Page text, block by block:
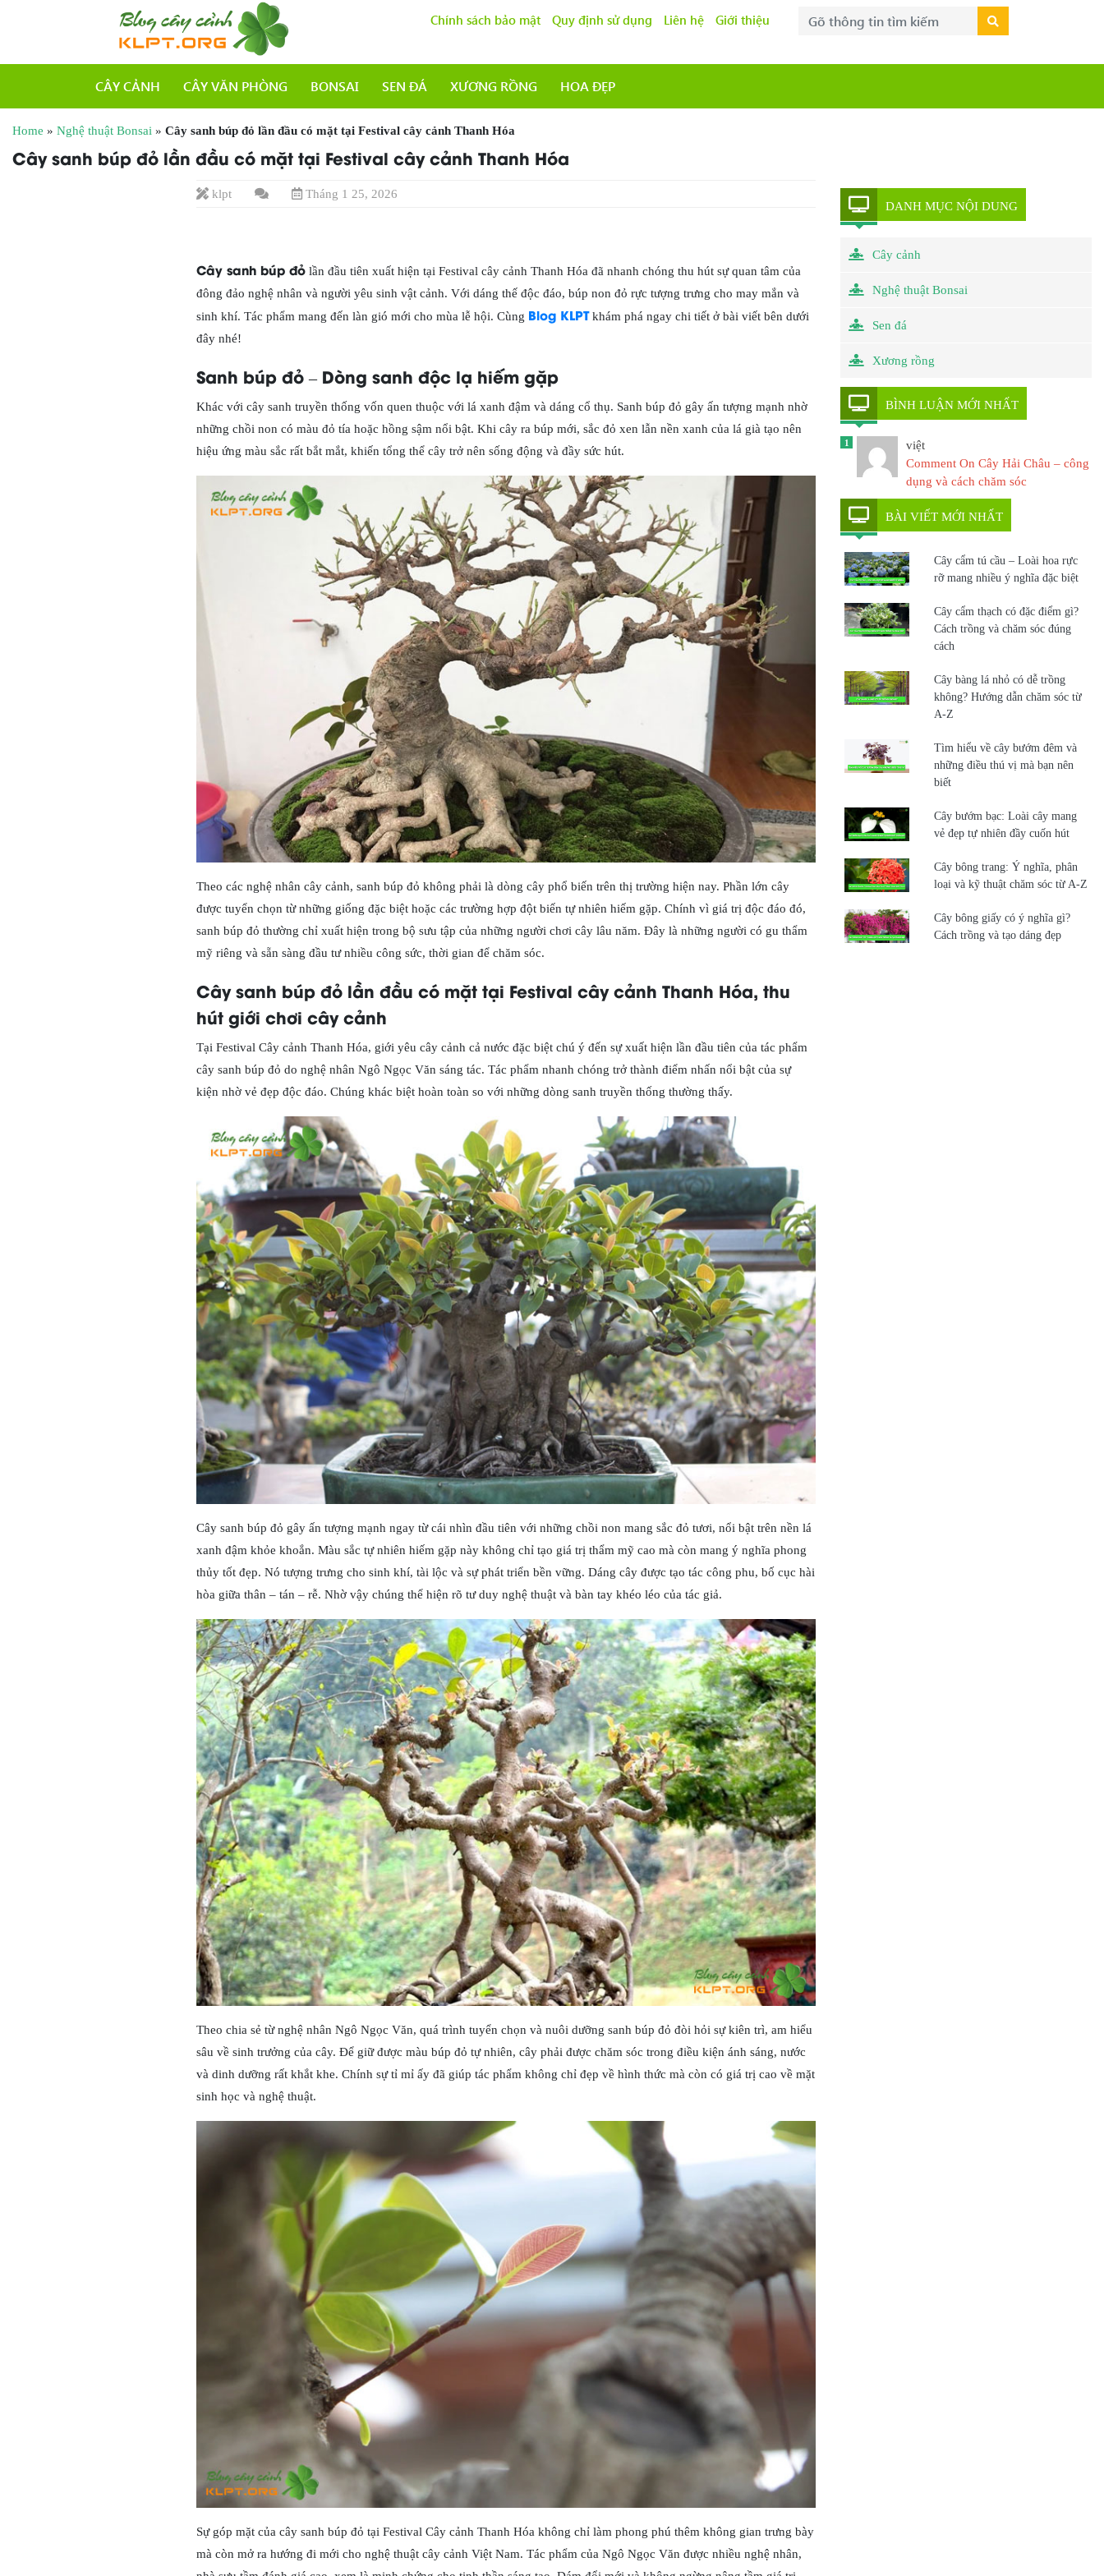
Chính sách bảo mật Quy định sử dụng Liên hệ Giới thiệu
CÂY CẢNH CÂY VĂN PHÒNG BONSAI SEN ĐÁ XƯƠNG RỒNG HOA ĐẸP
Home » Nghệ thuật Bonsai » Cây sanh búp đỏ lần đầu có mặt tại Festival cây cảnh Thanh Hóa
Cây sanh búp đỏ lần đầu có mặt tại Festival cây cảnh Thanh Hóa
klpt Tháng 1 25, 2026
Cây sanh búp đỏ lần đầu tiên xuất hiện tại Festival cây cảnh Thanh Hóa đã nhanh chóng thu hút sự quan tâm của
đông đảo nghệ nhân và người yêu sinh vật cảnh. Với dáng thế độc đáo, búp non đỏ rực tượng trưng cho may mắn và
sinh khí. Tác phẩm mang đến làn gió mới cho mùa lễ hội. Cùng Blog KLPTkhám phá ngay chi tiết ở bài viết bên dưới
đây nhé!
Sanh búp đỏ – Dòng sanh độc lạ hiếm gặp
Khác với cây sanh truyền thống vốn quen thuộc với lá xanh đậm và dáng cổ thụ. Sanh búp đỏ gây ấn tượng mạnh nhờ
những chồi non có màu đỏ tía hoặc hồng sậm nổi bật. Khi cây ra búp mới, sắc đỏ xen lẫn nền xanh của lá già tạo nên
hiệu ứng màu sắc rất bắt mắt, khiến tổng thể cây trở nên sống động và đầy sức hút.
Theo các nghệ nhân cây cảnh, sanh búp đỏ không phải là dòng cây phổ biến trên thị trường hiện nay. Phần lớn cây
được tuyển chọn từ những giống đặc biệt hoặc các trường hợp đột biến tự nhiên hiếm gặp. Chính vì giá trị độc đáo đó,
sanh búp đỏ thường chỉ xuất hiện trong bộ sưu tập của những người chơi cây lâu năm. Đây là những người có gu thẩm
mỹ riêng và sẵn sàng đầu tư nhiều công sức, thời gian để chăm sóc.
Cây sanh búp đỏ lần đầu có mặt tại Festival cây cảnh Thanh Hóa, thu
hút giới chơi cây cảnh
Tại Festival Cây cảnh Thanh Hóa, giới yêu cây cảnh cả nước đặc biệt chú ý đến sự xuất hiện lần đầu tiên của tác phẩm
cây sanh búp đỏ do nghệ nhân Ngô Ngọc Văn sáng tác. Tác phẩm nhanh chóng trở thành điểm nhấn nổi bật của sự
kiện nhờ vẻ đẹp độc đáo. Chúng khác biệt hoàn toàn so với những dòng sanh truyền thống thường thấy.
Cây sanh búp đỏ gây ấn tượng mạnh ngay từ cái nhìn đầu tiên với những chồi non mang sắc đỏ tươi, nổi bật trên nền lá
xanh đậm khỏe khoắn. Màu sắc tự nhiên hiếm gặp này không chỉ tạo giá trị thẩm mỹ cao mà còn mang ý nghĩa phong
thủy tốt đẹp. Nó tượng trưng cho sinh khí, tài lộc và sự phát triển bền vững. Dáng cây được tạo tác công phu, bố cục hài
hòa giữa thân – tán – rễ. Nhờ vậy chúng thể hiện rõ tư duy nghệ thuật và bàn tay khéo léo của tác giả.
Theo chia sẻ từ nghệ nhân Ngô Ngọc Văn, quá trình tuyển chọn và nuôi dưỡng sanh búp đỏ đòi hỏi sự kiên trì, am hiểu
sâu về sinh trưởng của cây. Để giữ được màu búp đỏ tự nhiên, cây phải được chăm sóc trong điều kiện ánh sáng, nước
và dinh dưỡng rất khắt khe. Chính sự tỉ mỉ ấy đã giúp tác phẩm không chỉ đẹp về hình thức mà còn có giá trị cao về mặt
sinh học và nghệ thuật.
Sự góp mặt của cây sanh búp đỏ tại Festival Cây cảnh Thanh Hóa không chỉ làm phong phú thêm không gian trưng bày
mà còn mở ra hướng đi mới cho nghệ thuật cây cảnh Việt Nam. Tác phẩm của Ngô Ngọc Văn được nhiều nghệ nhân,
DANH MỤC NỘI DUNG
Cây cảnh
Nghệ thuật Bonsai
Sen đá
Xương rồng
BÌNH LUẬN MỚI NHẤT
1
việt
Comment On Cây Hải Châu – công
dụng và cách chăm sóc
BÀI VIẾT MỚI NHẤT
Cây cẩm tú cầu – Loài hoa rực
rỡ mang nhiều ý nghĩa đặc biệt
Cây cẩm thạch có đặc điểm gì?
Cách trồng và chăm sóc đúng
cách
Cây bàng lá nhỏ có dễ trồng
không? Hướng dẫn chăm sóc từ
A-Z
Tìm hiểu về cây bướm đêm và
những điều thú vị mà bạn nên
biết
Cây bướm bạc: Loài cây mang
vẻ đẹp tự nhiên đầy cuốn hút
Cây bông trang: Ý nghĩa, phân
loại và kỹ thuật chăm sóc từ A-Z
Cây bông giấy có ý nghĩa gì?
Cách trồng và tạo dáng đẹp